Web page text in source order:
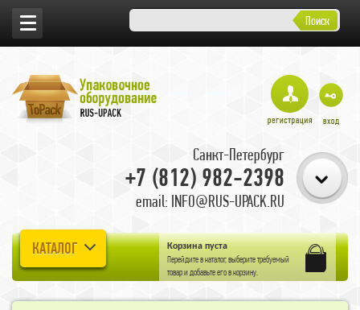
Поиск
Санкт-Петербург
+7 (812) 982-2398
email: INFO@RUS-UPACK.RU
КАТАЛОГ Корзина пуста
Перейдите вкаталог, выберите требуемый
товар и добавьте его в корзину.